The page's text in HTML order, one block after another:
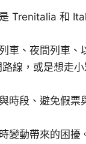
Trenitalia 和
車、夜間列車、
線，或是想走
時段、避免假票
變動帶來的困擾